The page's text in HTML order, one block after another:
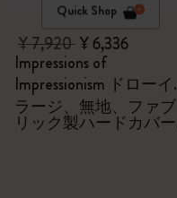
Quick Shop
¥ 7,920¥ 6,336
Impressions of
Impressionism ドローイ
ングギフトボックス
ラージ、無地、ファブ
リック製ハードカバー